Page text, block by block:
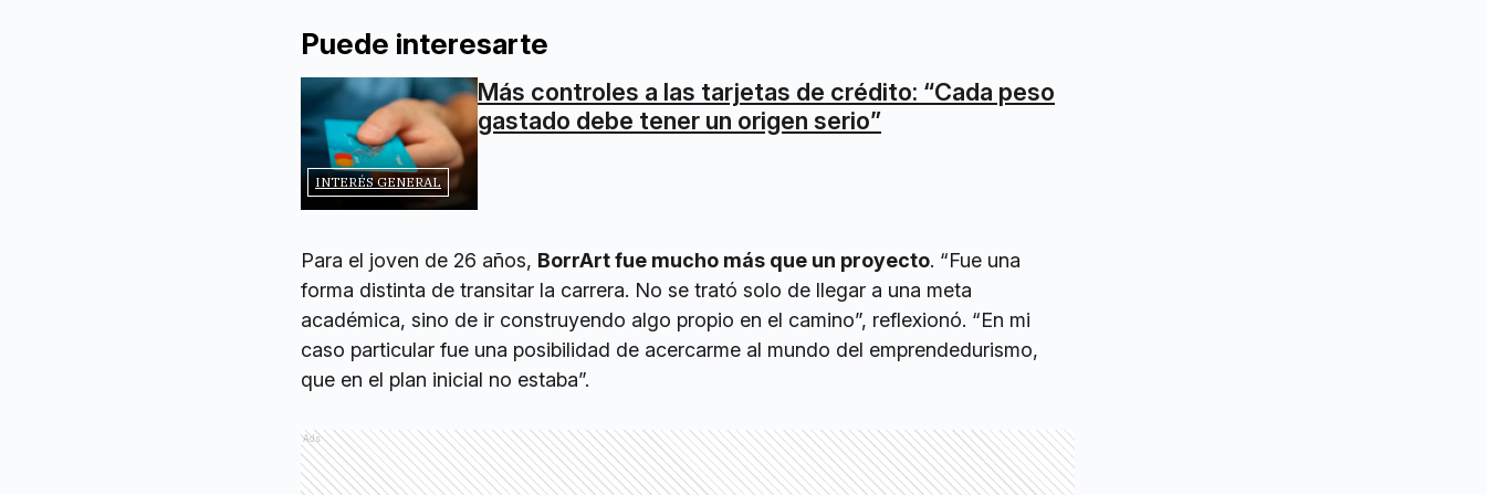
Puede interesarte
INTERÉS GENERAL
Más controles a las tarjetas de crédito: “Cada peso
gastado debe tener un origen serio”
Para el joven de 26 años, BorrArt fue mucho más que un proyecto. “Fue una
forma distinta de transitar la carrera. No se trató solo de llegar a una meta
académica, sino de ir construyendo algo propio en el camino”, reflexionó. “En mi
caso particular fue una posibilidad de acercarme al mundo del emprendedurismo,
que en el plan inicial no estaba”.
Ads